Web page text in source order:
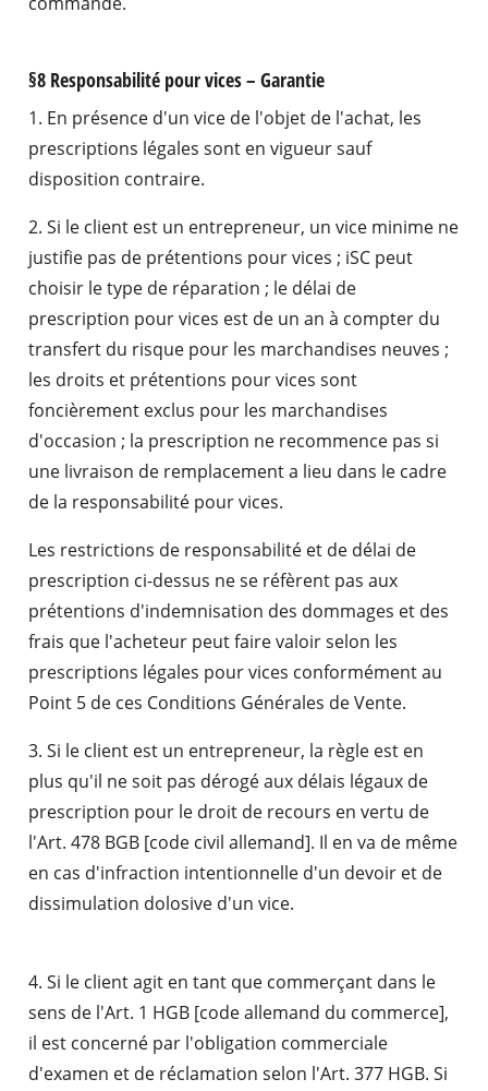
§8 Responsabilité pour vices – Garantie
1. En présence d'un vice de l'objet de l'achat, les
prescriptions légales sont en vigueur sauf
disposition contraire.
2. Si le client est un entrepreneur, un vice minime ne
justifie pas de prétentions pour vices ; iSC peut
choisir le type de réparation ; le délai de
prescription pour vices est de un an à compter du
transfert du risque pour les marchandises neuves ;
les droits et prétentions pour vices sont
foncièrement exclus pour les marchandises
d'occasion ; la prescription ne recommence pas si
une livraison de remplacement a lieu dans le cadre
de la responsabilité pour vices.
Les restrictions de responsabilité et de délai de
prescription ci-dessus ne se réfèrent pas aux
prétentions d'indemnisation des dommages et des
frais que l'acheteur peut faire valoir selon les
prescriptions légales pour vices conformément au
Point 5 de ces Conditions Générales de Vente.
3. Si le client est un entrepreneur, la règle est en
plus qu'il ne soit pas dérogé aux délais légaux de
prescription pour le droit de recours en vertu de
l'Art. 478 BGB [code civil allemand]. Il en va de même
en cas d'infraction intentionnelle d'un devoir et de
dissimulation dolosive d'un vice.
4. Si le client agit en tant que commerçant dans le
sens de l'Art. 1 HGB [code allemand du commerce],
il est concerné par l'obligation commerciale
d'examen et de réclamation selon l'Art. 377 HGB. Si